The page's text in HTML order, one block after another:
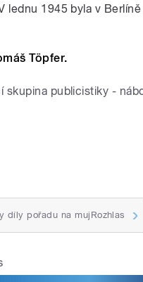
lednu 1945 byla v
Töpfer.
skupina publicistiky -
díly pořadu na mujRozhlas